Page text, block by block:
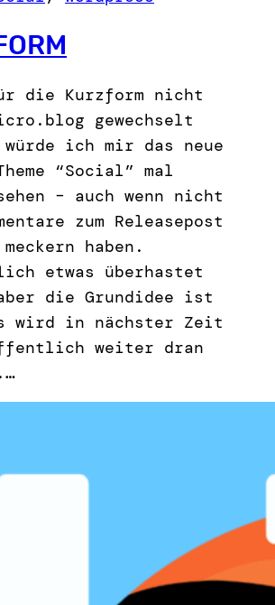
die Kurzform nicht
gewechselt
ich mir das neue
“Social” mal
– auch wenn nicht
zum Releasepost
haben.
etwas überhastet
die Grundidee ist
wird in nächster Zeit
weiter dran